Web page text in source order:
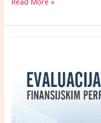
FINANSIJSKIM
PERFORMANSAMA
PREDUZEĆA